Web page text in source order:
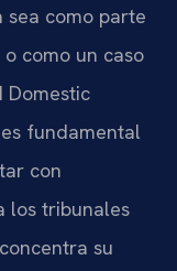
como parte
como un caso
Domestic
fundamental
con
los tribunales
su